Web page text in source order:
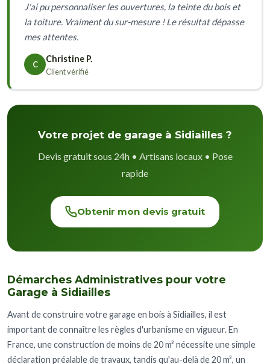
J'ai pu personnaliser les ouvertures, la teinte du bois et
la toiture. Vraiment du sur-mesure ! Le résultat dépasse
mes attentes.
C
Christine P.
Client vérifié
Votre projet de garage à Sidiailles ?
Devis gratuit sous 24h • Artisans locaux • Pose
rapide
Obtenir mon devis gratuit
Démarches Administratives pour votre
Garage à Sidiailles
Avant de construire votre garage en bois à Sidiailles, il est
important de connaître les règles d'urbanisme en vigueur. En
France, une construction de moins de 20 m² nécessite une simple
déclaration préalable de travaux, tandis qu'au-delà de 20 m², un